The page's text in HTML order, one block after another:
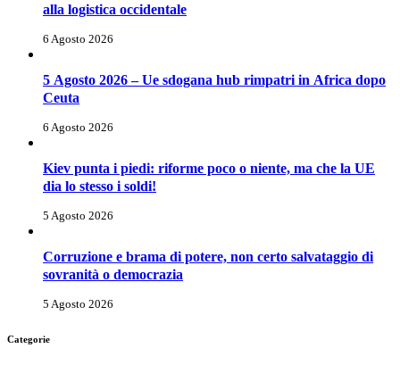
alla logistica occidentale
6 Agosto 2026
5 Agosto 2026 – Ue sdogana hub rimpatri in Africa dopo
Ceuta
6 Agosto 2026
Kiev punta i piedi: riforme poco o niente, ma che la UE
dia lo stesso i soldi!
5 Agosto 2026
Corruzione e brama di potere, non certo salvataggio di
sovranità o democrazia
5 Agosto 2026
Categorie